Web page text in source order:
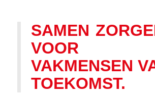
SAMEN
VOOR
VAKMENSEN
TOEKOMST.